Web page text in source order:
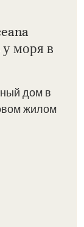
моря в
дом в
жилом